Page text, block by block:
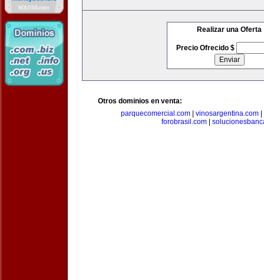
Realizar una Oferta
Precio Ofrecido $
Otros dominios en venta:
parquecomercial.com
vinosargentina.com
forobrasil.com|